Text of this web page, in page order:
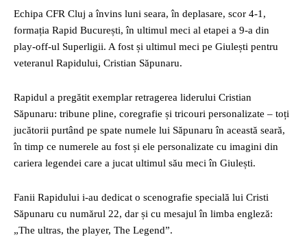
Echipa CFR Cluj a învins luni seara, în deplasare, scor 4-1,
formația Rapid București, în ultimul meci al etapei a 9-a din
play-off-ul Superligii. A fost și ultimul meci pe Giulești pentru
veteranul Rapidului, Cristian Săpunaru.
Rapidul a pregătit exemplar retragerea liderului Cristian
Săpunaru: tribune pline, coregrafie și tricouri personalizate – toți
jucătorii purtând pe spate numele lui Săpunaru în această seară,
în timp ce numerele au fost și ele personalizate cu imagini din
cariera legendei care a jucat ultimul său meci în Giulești.
Fanii Rapidului i-au dedicat o scenografie specială lui Cristi
Săpunaru cu numărul 22, dar și cu mesajul în limba engleză:
„The ultras, the player, The Legend”.